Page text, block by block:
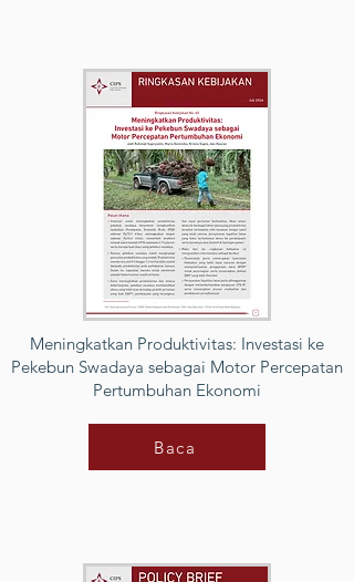
Meningkatkan Produktivitas: Investasi ke
Pekebun Swadaya sebagai Motor Percepatan
Pertumbuhan Ekonomi
Baca